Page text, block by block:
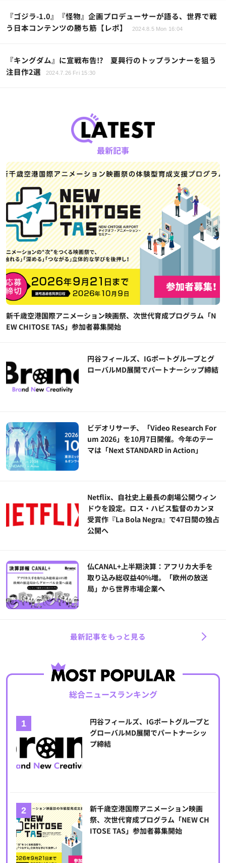
『ゴジラ-1.0』『怪物』企画プロデューサーが語る、世界で戦
う日本コンテンツの勝ち筋【レポ】
2024.8.5 Mon 16:04
『キングダム』に宣戦布告!? 夏興行のトップランナーを狙う
注目作2選
2024.7.26 Fri 15:30
最新記事
新千歳空港国際アニメーション映画祭、次世代育成プログラム「N
EW CHITOSE TAS」参加者募集開始
円谷フィールズ、IGポートグループとグ
ローバルMD展開でパートナーシップ締結
ビデオリサーチ、「Video Research For
um 2026」を10月7日開催。今年のテー
マは「Next STANDARD in Action」
Netflix、自社史上最長の劇場公開ウィン
ドウを設定。ロス・ハビス監督のカンヌ
受賞作『La Bola Negra』で47日間の独占
公開へ
仏CANAL+上半期決算：アフリカ大手を
取り込み総収益40%増。「欧州の放送
局」から世界市場企業へ
最新記事をもっと見る
総合ニュースランキング
円谷フィールズ、IGポートグループと
グローバルMD展開でパートナーシッ
プ締結
新千歳空港国際アニメーション映画
祭、次世代育成プログラム「NEW CH
ITOSE TAS」参加者募集開始